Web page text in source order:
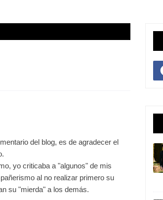
del blog, es de agradecer el
yo criticaba a "algunos" de mis
al no realizar primero su
su "mierda" a los demás.